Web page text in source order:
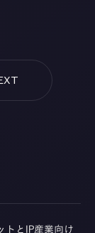
トとIP産業向け